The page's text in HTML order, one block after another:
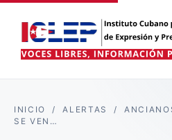
INICIO /ALERTAS /
SE VEN…